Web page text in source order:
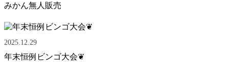
みかん無人販売
2025.12.29
年末恒例ビンゴ大会❦